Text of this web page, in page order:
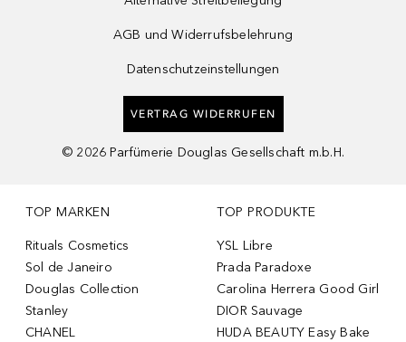
AGB und Widerrufsbelehrung
Datenschutzeinstellungen
VERTRAG WIDERRUFEN
© 2026 Parfümerie Douglas Gesellschaft m.b.H.
TOP MARKEN
Rituals Cosmetics
Sol de Janeiro
Douglas Collection
Stanley
CHANEL
TOP PRODUKTE
YSL Libre
Prada Paradoxe
Carolina Herrera Good Girl
DIOR Sauvage
HUDA BEAUTY Easy Bake